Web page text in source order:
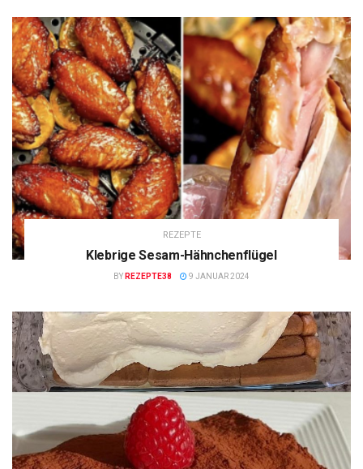
REZEPTE
Klebrige Sesam-Hähnchenflügel
BY REZEPTE38 9 JANUAR 2024